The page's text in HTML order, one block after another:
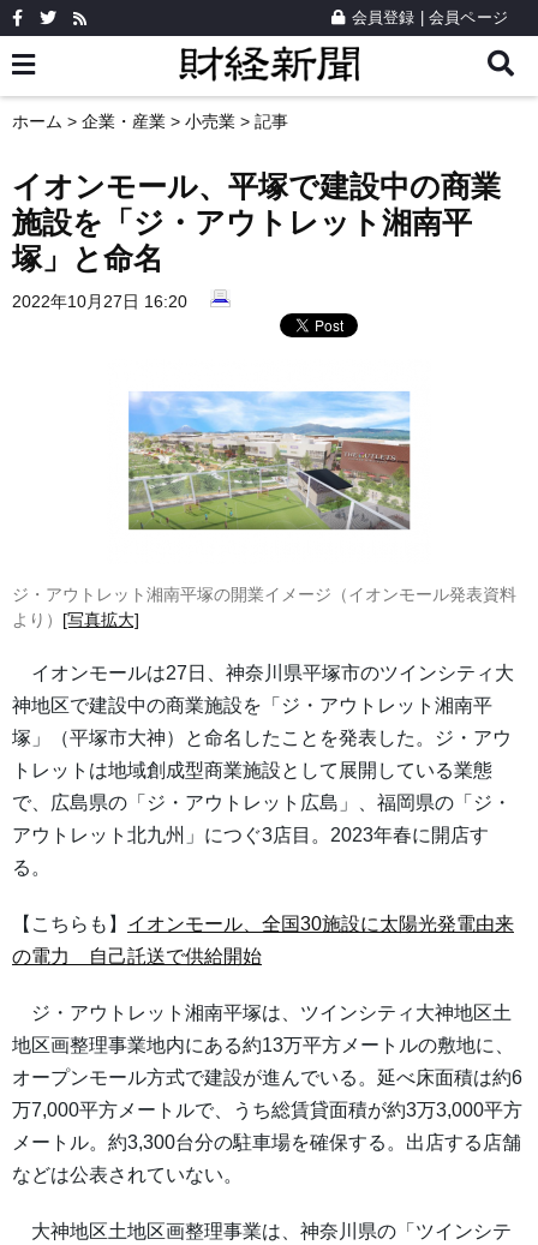
会員登録 会員ページ
ホーム > 企業・産業 > 小売業 > 記事
イオンモール、平塚で建設中の商業
施設を「ジ・アウトレット湘南平
塚」と命名
2022年10月27日 16:20
ジ・アウトレット湘南平塚の開業イメージ（イオンモール発表資料
より） [写真拡大]
イオンモールは27日、神奈川県平塚市のツインシティ大
神地区で建設中の商業施設を「ジ・アウトレット湘南平
塚」（平塚市大神）と命名したことを発表した。ジ・アウ
トレットは地域創成型商業施設として展開している業態
で、広島県の「ジ・アウトレット広島」、福岡県の「ジ・
アウトレット北九州」につぐ3店目。2023年春に開店す
る。
【こちらも】 イオンモール、全国30施設に太陽光発電由来
の電力 自己託送で供給開始
ジ・アウトレット湘南平塚は、ツインシティ大神地区土
地区画整理事業地内にある約13万平方メートルの敷地に、
オープンモール方式で建設が進んでいる。延べ床面積は約6
万7,000平方メートルで、うち総賃貸面積が約3万3,000平方
メートル。約3,300台分の駐車場を確保する。出店する店舗
などは公表されていない。
大神地区土地区画整理事業は、神奈川県の「ツインシテ